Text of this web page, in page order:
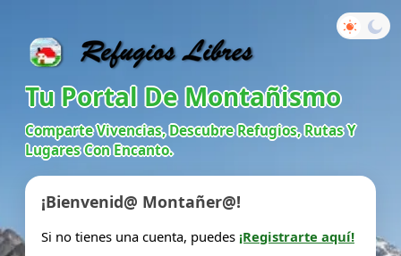
Tu Portal De Montañismo
Comparte Vivencias, Descubre Refugios, Rutas Y
Lugares Con Encanto.
¡Bienvenid@ Montañer@!
Si no tienes una cuenta, puedes ¡Registrarte aquí!